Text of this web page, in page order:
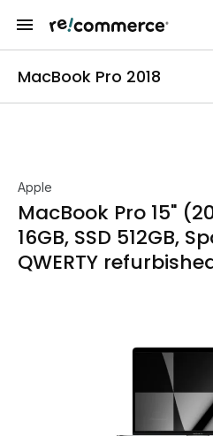
MacBook Pro 2018
Apple
MacBook Pro 15"
16GB, SSD 512GB,
QWERTY